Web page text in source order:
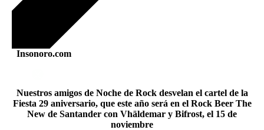
Insonoro.com
Nuestros amigos de Noche de Rock desvelan el cartel de la
Fiesta 29 aniversario, que este año será en el Rock Beer The
New de Santander con Vhäldemar y Bifrost, el 15 de
noviembre